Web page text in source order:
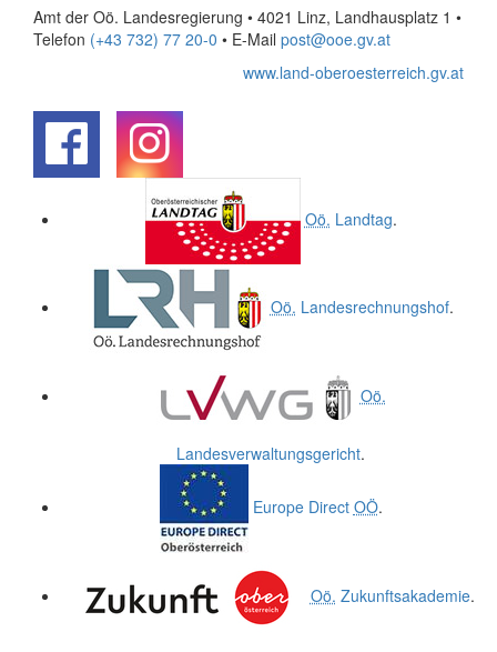
Amt der Oö. Landesregierung • 4021 Linz, Landhausplatz 1 •
Telefon (+43 732) 77 20-0 • E-Mail post@ooe.gv.at
www.land-oberoesterreich.gv.at
Oö. Landtag.
Oö. Landesrechnungshof.
Oö.
Landesverwaltungsgericht.
Europe Direct OÖ.
Oö. Zukunftsakademie.